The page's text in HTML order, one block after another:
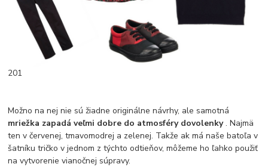
201
Možno na nej nie sú žiadne originálne návrhy, ale samotná
mriežka zapadá veľmi dobre do atmosféry dovolenky. Najmä
ten v červenej, tmavomodrej a zelenej. Takže ak má naše batoľa v
šatníku tričko v jednom z týchto odtieňov, môžeme ho ľahko použiť
na vytvorenie vianočnej súpravy.